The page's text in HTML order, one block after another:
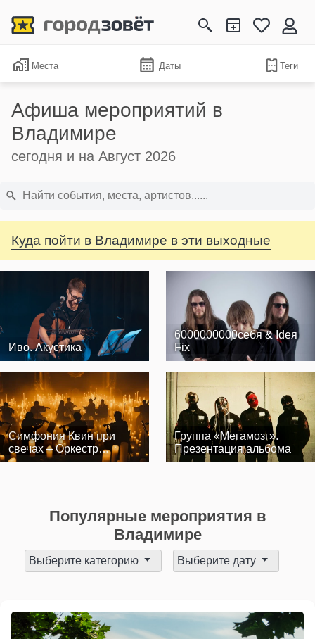
Места Даты Теги
Афиша мероприятий в
Владимире
сегодня и на Август 2026
Куда пойти в Владимире в эти выходные
Иво. Акустика
6000000000себя & Ideя
Fix
Симфония Квин при
свечах – Оркестр
CAGMO
Группа «Мегамозг».
Презентация альбома
Популярные мероприятия в
Владимире
Выберите категорию Выберите дату